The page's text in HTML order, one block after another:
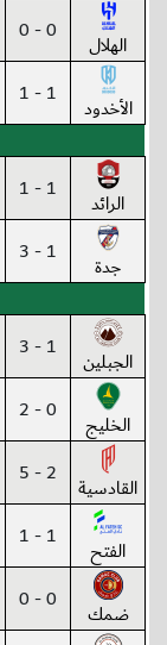
الهلال 0 - 0
الأخدود 1 - 1
الرائد 1 - 1
جدة 1 - 3
الجبلين 1 - 3
الخليج 0 - 2
القادسية 2 - 5
الفتح 1 - 1
ضمك 0 - 0